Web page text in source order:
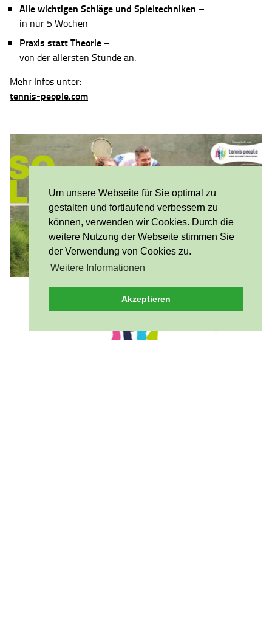
Um unsere Webseite für Sie optimal zu
gestalten und fortlaufend verbessern zu
können, verwenden wir Cookies. Durch die
weitere Nutzung der Webseite stimmen Sie
der Verwendung von Cookies zu.
Weitere Informationen
Akzeptieren
Alle wichtigen Schläge und Spieltechniken –
in nur 5 Wochen
Praxis statt Theorie –
von der allersten Stunde an.
Mehr Infos unter:
tennis-people.com